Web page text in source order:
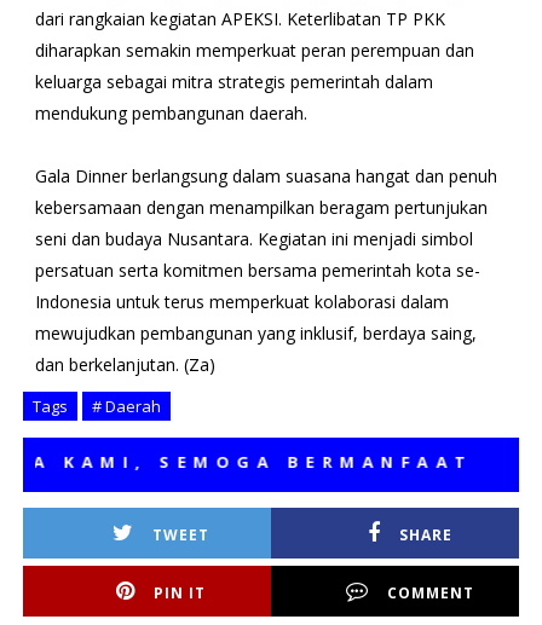
dari rangkaian kegiatan APEKSI. Keterlibatan TP PKK
diharapkan semakin memperkuat peran perempuan dan
keluarga sebagai mitra strategis pemerintah dalam
mendukung pembangunan daerah.
Gala Dinner berlangsung dalam suasana hangat dan penuh
kebersamaan dengan menampilkan beragam pertunjukan
seni dan budaya Nusantara. Kegiatan ini menjadi simbol
persatuan serta komitmen bersama pemerintah kota se-
Indonesia untuk terus memperkuat kolaborasi dalam
mewujudkan pembangunan yang inklusif, berdaya saing,
dan berkelanjutan. (Za)
Tags # Daerah
SEMOGA BERMANFAAT
TWEET SHARE
PIN IT COMMENT